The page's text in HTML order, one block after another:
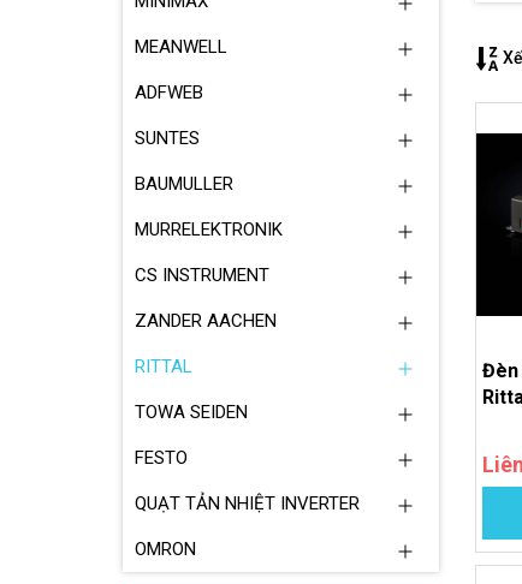
MEANWELL
ADFWEB
SUNTES
BAUMULLER
MURRELEKTRONIK
CS INSTRUMENT
ZANDER AACHEN
RITTAL
TOWA SEIDEN
FESTO
QUẠT TẢN NHIỆT INVERTER
OMRON
Đèn